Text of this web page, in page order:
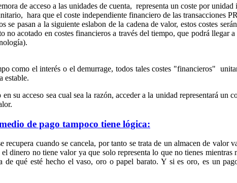
de acceso a las unidades de cuenta, representa un coste por
hara que el coste independiente financiero de las
pasan a la siguiente eslabon de la cadena de valor, estos costes
acotado en costes financieros a través del tiempo, que podrá llegar
como el interés o el demurrage, todos tales costes "financieros"
estable.
su acceso sea cual sea la razón, acceder a la unidad representará
de pago tampoco tiene lógica:
cuando se cancela, por tanto se trata de un almacen de valor
dinero no tiene valor ya que solo representa lo que no tienes
qué esté hecho el vaso, oro o papel barato. Y si es oro, es un